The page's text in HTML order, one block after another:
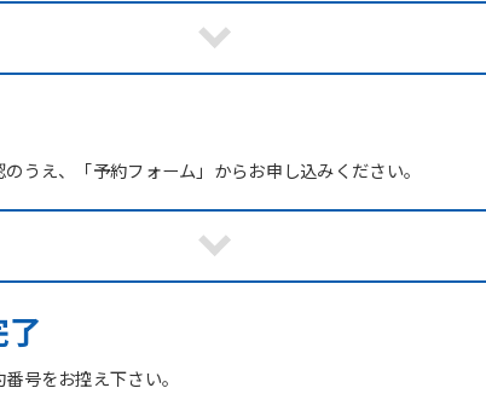
うえ、「予約フォーム」からお申し込みください。
号をお控え下さい。